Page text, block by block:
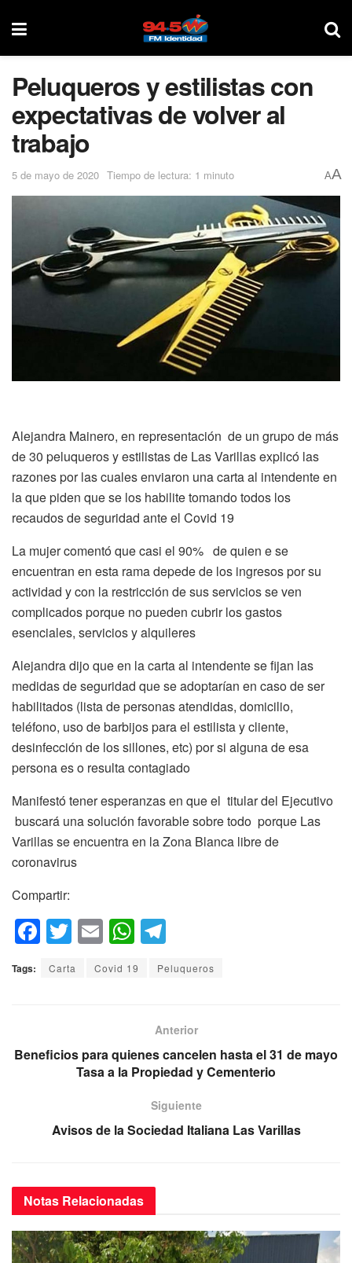
Peluqueros y estilistas con
expectativas de volver al
trabajo
5 de mayo de 2020 Tiempo de lectura: 1 minuto AA
Alejandra Mainero, en representación de un grupo de más
de 30 peluqueros y estilistas de Las Varillas explicó las
razones por las cuales enviaron una carta al intendente en
la que piden que se los habilite tomando todos los
recaudos de seguridad ante el Covid 19
La mujer comentó que casi el 90% de quien e se
encuentran en esta rama depede de los ingresos por su
actividad y con la restricción de sus servicios se ven
complicados porque no pueden cubrir los gastos
esenciales, servicios y alquileres
Alejandra dijo que en la carta al intendente se fijan las
medidas de seguridad que se adoptarían en caso de ser
habilitados (lista de personas atendidas, domicilio,
teléfono, uso de barbijos para el estilista y cliente,
desinfección de los sillones, etc) por si alguna de esa
persona es o resulta contagiado
Manifestó tener esperanzas en que el titular del Ejecutivo
buscará una solución favorable sobre todo porque Las
Varillas se encuentra en la Zona Blanca libre de
coronavirus
Compartir:
F
a
c
o
T
wi
tt
E
m
ail
W
h
at
p
p
el
e
a
m
Tags: Carta Covid 19 Peluqueros
Anterior
Beneficios para quienes cancelen hasta el 31 de mayo
Tasa a la Propiedad y Cementerio
Siguiente
Avisos de la Sociedad Italiana Las Varillas
Notas Relacionadas